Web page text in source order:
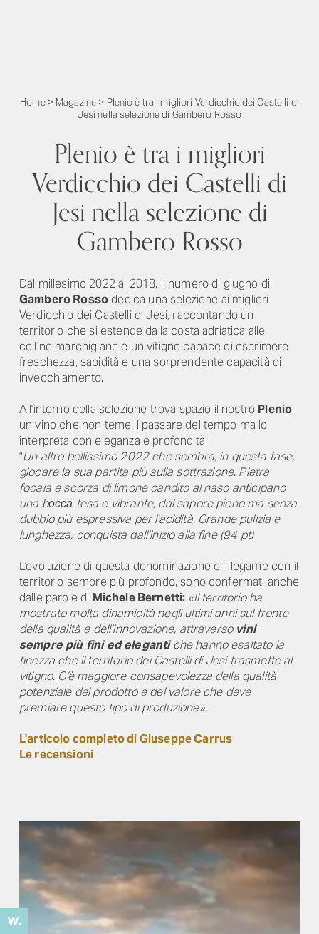
Home> Magazine > Plenio è tra i migliori Verdicchio dei Castelli di
Jesi nella selezione di Gambero Rosso
Plenio è tra i migliori
Verdicchio dei Castelli di
Jesi nella selezione di
Gambero Rosso
Dal millesimo 2022 al 2018, il numero di giugno di
Gambero Rossodedica una selezione ai migliori
Verdicchio dei Castelli di Jesi, raccontando un
territorio che si estende dalla costa adriatica alle
colline marchigiane e un vitigno capace di esprimere
freschezza, sapidità e una sorprendente capacità di
invecchiamento.
All'interno della selezione trova spazio il nostro Plenio,
un vino che non teme il passare del tempo ma lo
interpreta con eleganza e profondità:
"Un altro bellissimo 2022 che sembra, in questa fase,
giocare la sua partita più sulla sottrazione. Pietra
focaia e scorza di limone candito al naso anticipano
una bосса tesa e vibrante, dal sapore pieno ma senza
dubbio più espressiva per l'acidità. Grande pulizia e
lunghezza, conquista dall’inizio alla fine (94 pt)
L'evoluzione di questa denominazione e il legame con il
territorio sempre più profondo, sono confermati anche
dalle parole di Michele Bernetti: «Il territorio ha
mostrato molta dinamicità negli ultimi anni sul fronte
della qualità e dell’innovazione, attraverso vini
sempre più fini ed elegantiche hanno esaltato la
finezza che il territorio dei Castelli di Jesi trasmette al
vitigno. C’è maggiore consapevolezza della qualità
potenziale del prodotto e del valore che deve
premiare questo tipo di produzione».
L'articolo completo di Giuseppe Carrus
Le recensioni